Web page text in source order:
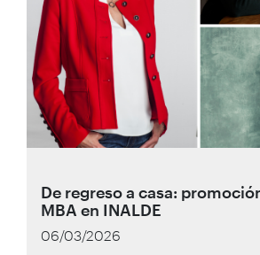
De regreso a casa:
MBA en INALDE
06/03/2026